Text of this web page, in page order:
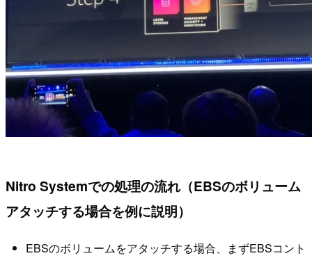
Nitro Systemでの処理の流れ（EBSのボリューム
アタッチする場合を例に説明）
EBSのボリュームをアタッチする場合、まずEBSコント